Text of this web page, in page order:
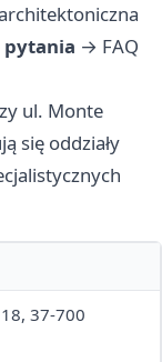
pytania → FAQ
ul. Monte
się oddziały
37-700